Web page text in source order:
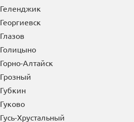
Геленджик
Георгиевск
Глазов
Голицыно
Горно-Алтайск
Грозный
Губкин
Гуково
Гусь-Хрустальный